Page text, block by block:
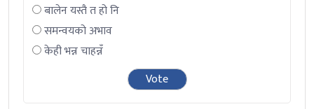
बालेन यस्तै त हो नि
समन्वयको अभाव
केही भन्न चाहन्नँ